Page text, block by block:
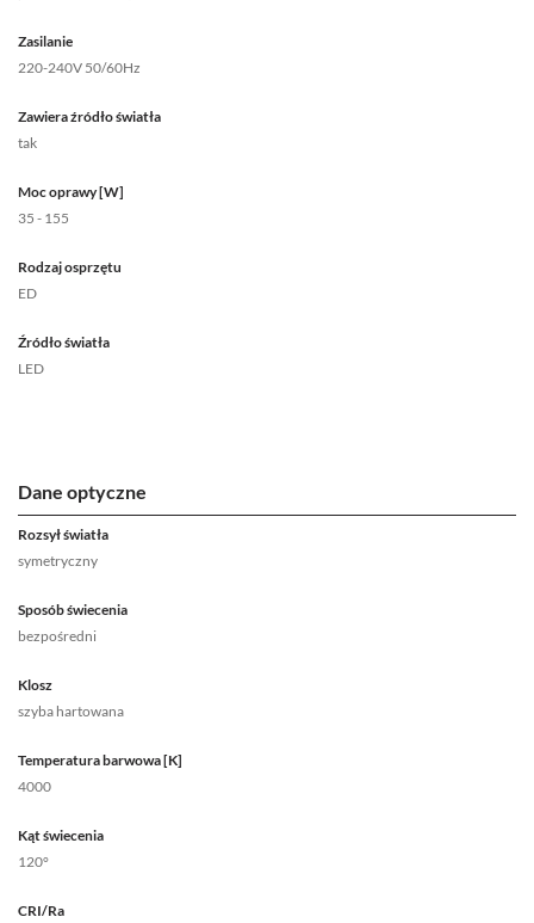
Zasilanie
220-240V 50/60Hz
Zawiera źródło światła
tak
Moc oprawy [W]
35 - 155
Rodzaj osprzętu
ED
Źródło światła
LED
Dane optyczne
Rozsył światła
symetryczny
Sposób świecenia
bezpośredni
Klosz
szyba hartowana
Temperatura barwowa [K]
4000
Kąt świecenia
120°
CRI/Ra